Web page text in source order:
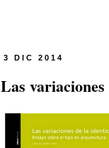
3 DIC 2014
Las